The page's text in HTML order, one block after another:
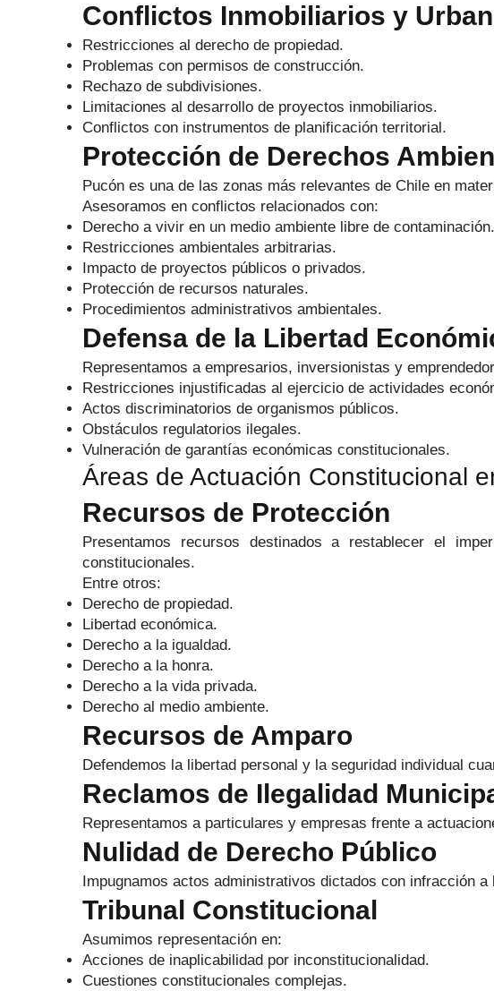
Conflictos Inmobiliarios y
Restricciones al derecho de propiedad.
Problemas con permisos de construcción.
Rechazo de subdivisiones.
Limitaciones al desarrollo de proyectos inmobiliarios.
Conflictos con instrumentos de planificación territorial.
Protección de Derechos
Pucón es una de las zonas más relevantes de Chile en
Asesoramos en conflictos relacionados con:
Derecho a vivir en un medio ambiente libre de contaminación.
Restricciones ambientales arbitrarias.
Impacto de proyectos públicos o privados.
Protección de recursos naturales.
Procedimientos administrativos ambientales.
Defensa de la Libertad
Representamos a empresarios, inversionistas y
Restricciones injustificadas al ejercicio de actividades
Actos discriminatorios de organismos públicos.
Obstáculos regulatorios ilegales.
Vulneración de garantías económicas constitucionales.
Áreas de Actuación Constitucional
Recursos de Protección
Presentamos recursos destinados a restablecer el
constitucionales.
Entre otros:
Derecho de propiedad.
Libertad económica.
Derecho a la igualdad.
Derecho a la honra.
Derecho a la vida privada.
Derecho al medio ambiente.
Recursos de Amparo
Defendemos la libertad personal y la seguridad individual
Reclamos de Ilegalidad
Representamos a particulares y empresas frente a
Nulidad de Derecho Público
Impugnamos actos administrativos dictados con infracción a
Tribunal Constitucional
Asumimos representación en:
Acciones de inaplicabilidad por inconstitucionalidad.
Cuestiones constitucionales complejas.